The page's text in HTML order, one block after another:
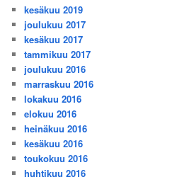
kesäkuu 2019
joulukuu 2017
kesäkuu 2017
tammikuu 2017
joulukuu 2016
marraskuu 2016
lokakuu 2016
elokuu 2016
heinäkuu 2016
kesäkuu 2016
toukokuu 2016
huhtikuu 2016